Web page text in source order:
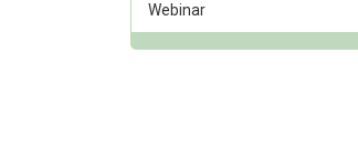
Webinar